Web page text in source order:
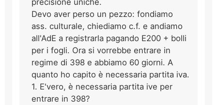
Devo aver perso un pezzo: fondiamo
ass. culturale, chiediamo c.f. e andiamo
all'AdE a registrarla pagando E200 + bolli
per i fogli. Ora si vorrebbe entrare in
regime di 398 e abbiamo 60 giorni. A
quanto ho capito è necessaria partita iva.
1. E'vero, è necessaria partita ive per
entrare in 398?